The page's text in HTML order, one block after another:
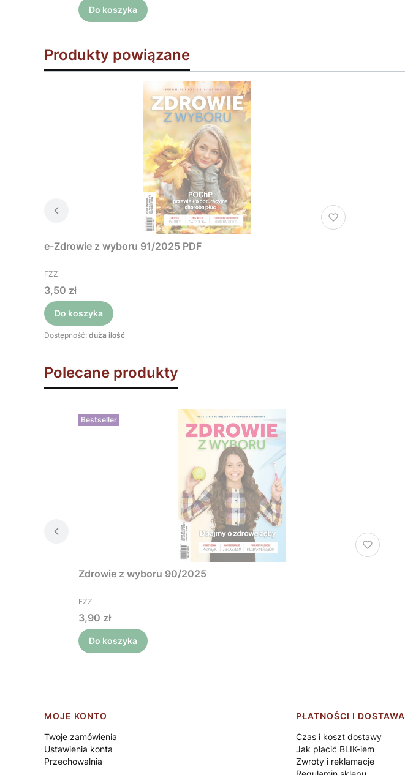
Do koszyka
Produkty powiązane
e-Zdrowie z wyboru 91/2025 PDF
PRODUCENT
FZZ
Cena
3,50 zł
Do koszyka
Dostępność: duża ilość
Polecane produkty
Bestseller
Zdrowie z wyboru 90/2025
PRODUCENT
FZZ
Cena
3,90 zł
Do koszyka
Linki w stopce
MOJE KONTO
Twoje zamówienia
Ustawienia konta
Przechowalnia
PŁATNOŚCI I DOSTAWA
Czas i koszt dostawy
Jak płacić BLIK-iem
Zwroty i reklamacje